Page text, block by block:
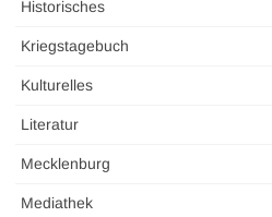
Historisches
Kriegstagebuch
Kulturelles
Literatur
Mecklenburg
Mediathek